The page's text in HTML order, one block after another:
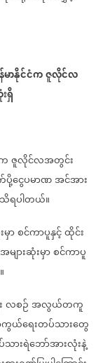
မာနိုင်ငံကဇူလိုင်လ
ရှိ
ဇူလိုင်လအတွင်း
ငွေပမာဏအင်အား
သိရပါတယ်။
ာစင်ကာပူနှင့်ထိုင်း
ားဆုံးမှာစင်ကာပူ
လစဉ်အလွယ်တကူ
ယ်ရေးတပ်သားတွေ
ားရဲဘော်အားလုံးနဲ့